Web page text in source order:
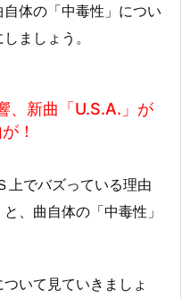
体の「中毒性」につい
ましょう。
、新曲「U.S.A.」が
！
上でバズっている理由
、曲自体の「中毒性」
いて見ていきましょ